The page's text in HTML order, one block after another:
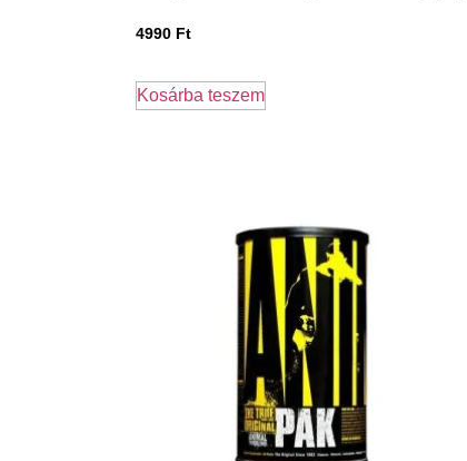
4990 Ft
Kosárba teszem